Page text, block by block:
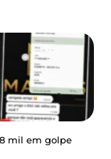
mil em golpe